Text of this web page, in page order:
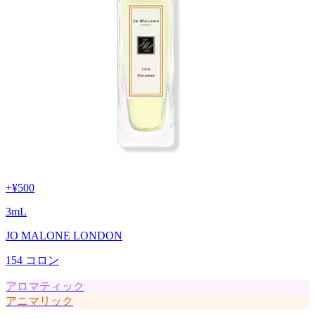
+¥500
3mL
JO MALONE LONDON
154 コロン
アロマティック
アニマリック